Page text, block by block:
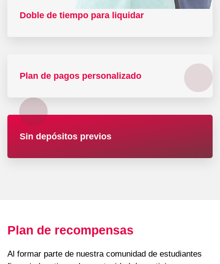
Doble de tiempo para liquidar
Plan de pagos personalizado
Sin depósitos previos
Plan de recompensas
Al formar parte de nuestra comunidad de estudiantes